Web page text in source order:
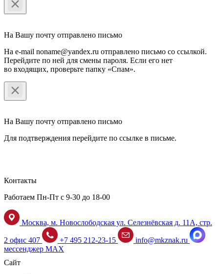
На Вашу почту отправлено письмо
На e-mail noname@yandex.ru отправлено письмо со ссылкой.
Перейдите по ней для смены пароля. Если его нет
во входящих, проверьте папку «Спам».
На Вашу почту отправлено письмо
Для подтверждения перейдите по ссылке в письме.
Контакты
Работаем Пн-Пт с 9-30 до 18-00
Москва, м. Новослободская ул. Селезнёвская д. 11А, стр.
2 офис 407 +7 495 212-23-15
info@mkznak.ru
мессенджер MAX
Сайт